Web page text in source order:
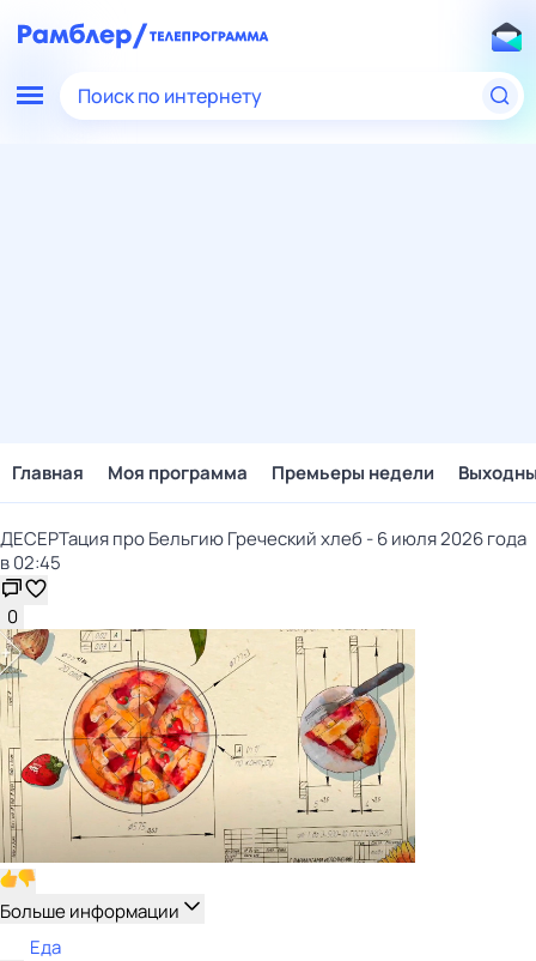
Поиск по интернету
Главная Моя программа Премьеры недели
ДЕСЕРТация про Бельгию Греческий хлеб - 6 июля 2026 года
в 02:45
0
Больше информации
Еда